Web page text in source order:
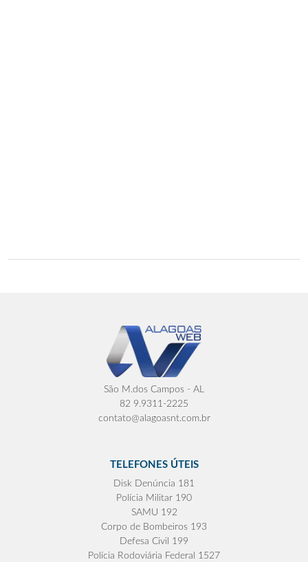
São M.dos Campos - AL
82 9.9311-2225
contato@alagoasnt.com.br
TELEFONES ÚTEIS
Disk Denúncia 181
Polícia Militar 190
SAMU 192
Corpo de Bombeiros 193
Defesa Civil 199
Polícia Rodoviária Federal 1527